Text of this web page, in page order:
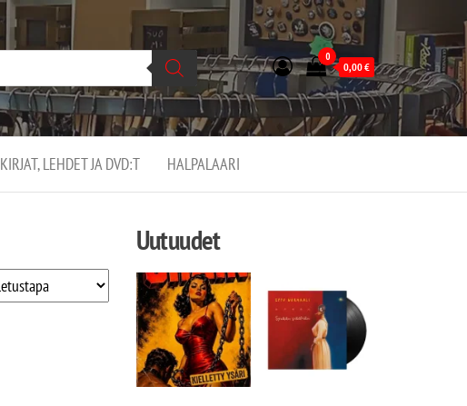
0
0,00€
KIRJAT, LEHDET JA DVD:T HALPALAARI
Uutuudet